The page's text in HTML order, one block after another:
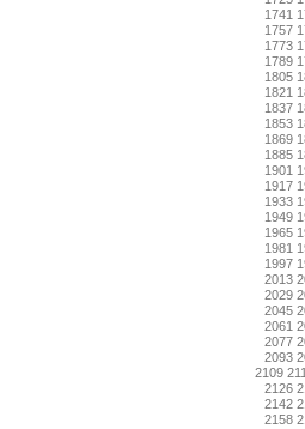
1741
1757
1773
1789
1805
1821
1837
1853
1869
1885
1901
1917
1933
1949
1965
1981
1997
2013
2029
2045
2061
2077
2093
2109
2126
2142
2158